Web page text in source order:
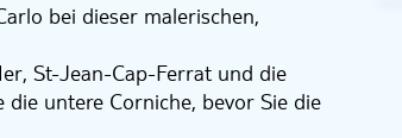
bei dieser malerischen,
St-Jean-Cap-Ferrat und die
untere Corniche, bevor Sie die